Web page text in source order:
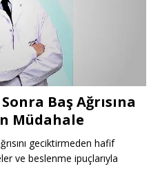
Baş Ağrısına
Müdahale
geciktirmeden hafif
ve beslenme ipuçlarıyla